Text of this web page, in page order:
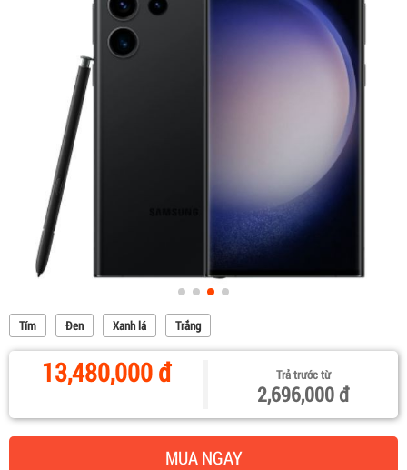
Tím Đen Xanh lá Trắng
13,480,000 đ Trả trước từ
2,696,000 đ
MUA NGAY